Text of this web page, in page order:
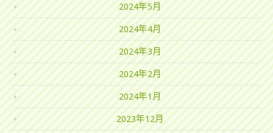
2024年5月
2024年4月
2024年3月
2024年2月
2024年1月
2023年12月